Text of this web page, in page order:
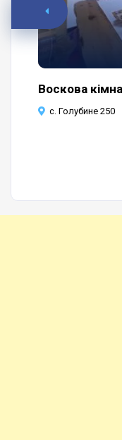
Воскова
с. Голубине 250